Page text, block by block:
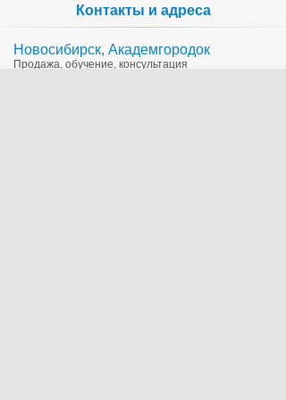
Контакты и адреса
Новосибирск, Академгородок
Продажа, обучение, консультация